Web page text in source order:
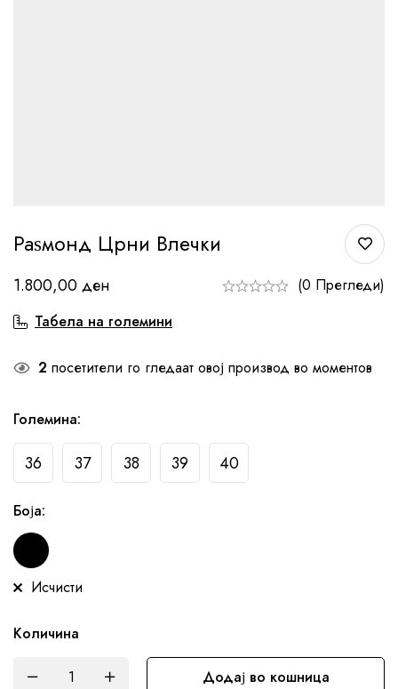
Раѕмонд Црни Влечки
1.800,00ден
(0 Прегледи)
Табела на големини
2 посетители го гледаат овој производ во моментов
Големина:
36 37 38 39 40
Боја:
Исчисти
Количина
Додај во кошница